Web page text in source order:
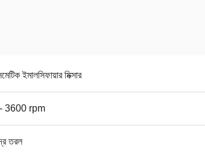
ইমালসিফায়ার মিক্সার
3600 rpm
তরল